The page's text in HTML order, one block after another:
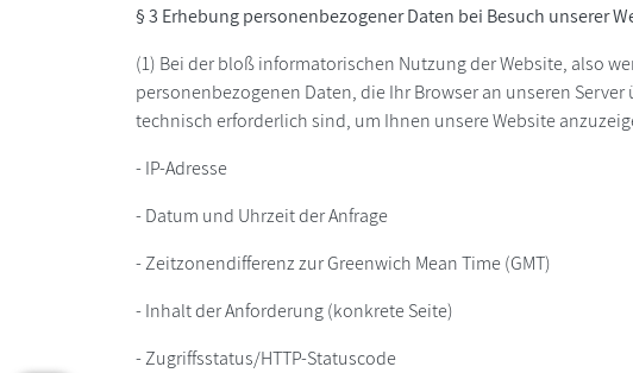
§ 3 Erhebung personenbezogener Daten bei Besuch unserer
(1) Bei der bloß informatorischen Nutzung der Website, also
personenbezogenen Daten, die Ihr Browser an unseren
technisch erforderlich sind, um Ihnen unsere Website
- IP-Adresse
- Datum und Uhrzeit der Anfrage
- Zeitzonendifferenz zur Greenwich Mean Time (GMT)
- Inhalt der Anforderung (konkrete Seite)
- Zugriffsstatus/HTTP-Statuscode